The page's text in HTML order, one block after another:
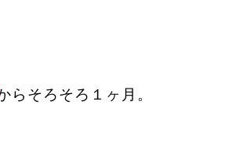
らそろそろ１ヶ月。